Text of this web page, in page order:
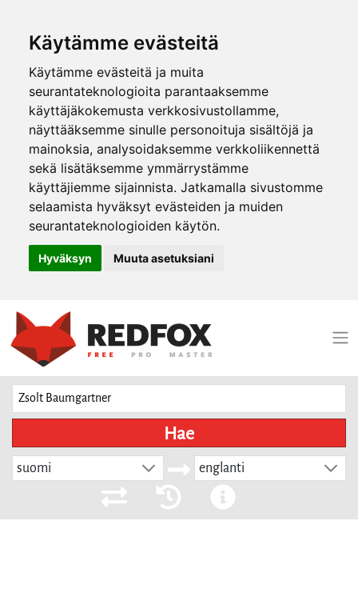
Käytämme evästeitä
Käytämme evästeitä ja muita
seurantateknologioita parantaaksemme
käyttäjäkokemusta verkkosivustollamme,
näyttääksemme sinulle personoituja sisältöjä ja
mainoksia, analysoidaksemme verkkoliikennettä
sekä lisätäksemme ymmärrystämme
käyttäjiemme sijainnista. Jatkamalla sivustomme
selaamista hyväksyt evästeiden ja muiden
seurantateknologioiden käytön.
Hyväksyn Muuta asetuksiani
Hae
suomi englanti